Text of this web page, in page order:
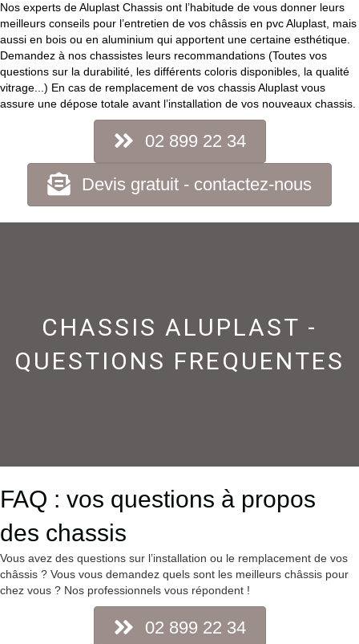
Nos experts de Aluplast Chassis ont l’habitude de vous donner leurs
meilleurs conseils pour l’entretien de vos châssis en pvc Aluplast, mais
aussi en bois ou en aluminium qui apportent une certaine esthétique.
Demandez à nos chassistes leurs recommandations (Toutes vos
questions sur la durabilité, les différents coloris disponibles, la qualité
vitrage...) En cas de remplacement de vos chassis Aluplast vous
assure une dépose totale avant l’installation de vos nouveaux chassis.
02 899 22 34
Devis gratuit - contactez-nous
CHASSIS ALUPLAST -
QUESTIONS FREQUENTES
FAQ : vos questions à propos
des chassis
Vous avez des questions sur l’installation ou le remplacement de vos
châssis ? Vous vous demandez quels sont les meilleurs châssis pour
chez vous ? Nos professionnels vous répondent !
02 899 22 34